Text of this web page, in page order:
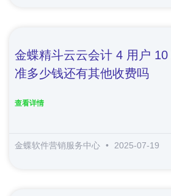
金蝶精斗云云会计 4 用户
准多少钱还有其他收费吗
查看详情
金蝶软件营销服务中心 2025-07-19